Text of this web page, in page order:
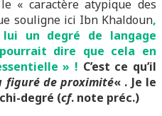
« caractère atypique des
souligne ici Ibn Khaldoun,
un degré de langage
dire que cela en
» ! C’est ce qu’il
figuré de proximité« . Je le
degré (cf. note préc.)